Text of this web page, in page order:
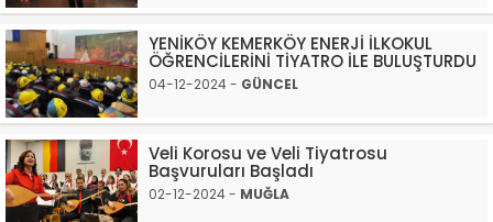
YENİKÖY KEMERKÖY ENERJİ İLKOKUL
ÖĞRENCİLERİNİ TİYATRO İLE BULUŞTURDU
04-12-2024 - GÜNCEL
Veli Korosu ve Veli Tiyatrosu
Başvuruları Başladı
02-12-2024 - MUĞLA